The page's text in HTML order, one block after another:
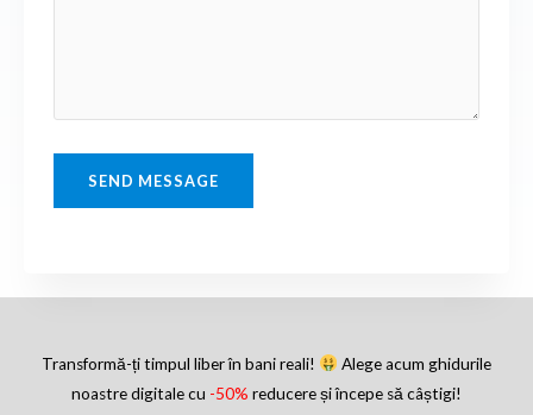
SEND MESSAGE
Transformă-ți timpul liber în bani reali!
Alege acum ghidurile
noastre digitale cu -50% reducere și începe să câștigi!